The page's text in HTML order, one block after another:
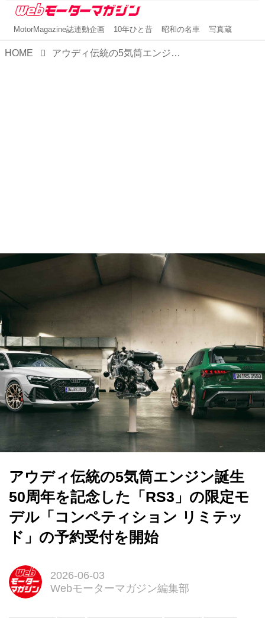
MotorMagazine誌連動企画 10年ひと昔 昭和の名車 写真蔵
HOME アウディ伝統の5気筒エンジン誕生50周年を記念した「RS3」の限定モデル「コンペティション リミテッド」の予約受付を開始
アウディ伝統の5気筒エンジン誕生
50周年を記念した「RS3」の限定モ
デル「コンペティション リミテッ
ド」の予約受付を開始
2026-06-03
Webモーターマガジン編集部